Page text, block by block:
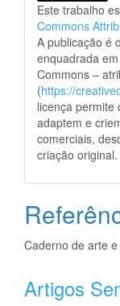
Este trabalho
Commons
A publicação é
enquadrada
Commons –
(https://
licença permite
adaptem e
comerciais,
criação original.
Caderno de arte
Artigos